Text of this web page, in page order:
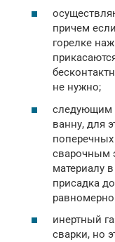
причем
горелке
не нужно;
следующим
ванну, для
сварочным
материалу
присадка
инертный
сварки, но